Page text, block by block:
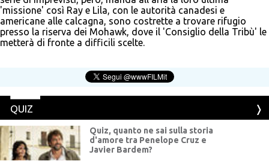
'missione' così Ray e Lila, con le autorità canadesi e
americane alle calcagna, sono costrette a trovare rifugio
presso la riserva dei Mohawk, dove il 'Consiglio della Tribù' le
metterà di fronte a difficili scelte.
QUIZ
Quiz, quanto ne sai sulla storia
d'amore tra Penelope Cruz e
Javier Bardem?